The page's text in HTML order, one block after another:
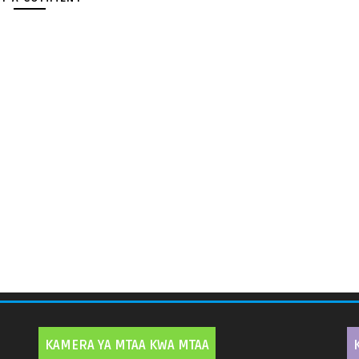
KAMERA YA MTAA KWA MTAA